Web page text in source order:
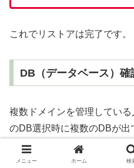
これでリストアは完了です。
DB（データベース）確
複数ドメインを管理してい
のDB選択時に複数のDBが出
間違えないように復元した
メニュー ホーム 検